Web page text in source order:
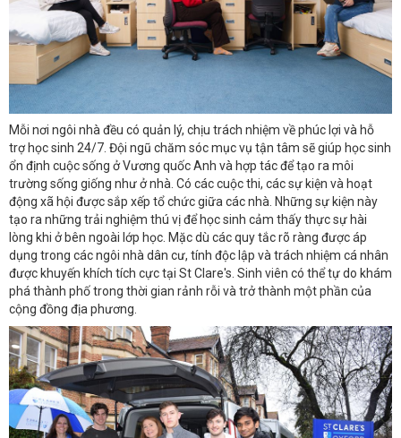
Mỗi nơi ngôi nhà đều có quản lý, chịu trách nhiệm về phúc lợi và hỗ
trợ học sinh 24/7. Đội ngũ chăm sóc mục vụ tận tâm sẽ giúp học sinh
ổn định cuộc sống ở Vương quốc Anh và hợp tác để tạo ra môi
trường sống giống như ở nhà. Có các cuộc thi, các sự kiện và hoạt
động xã hội được sắp xếp tổ chức giữa các nhà. Những sự kiện này
tạo ra những trải nghiệm thú vị để học sinh cảm thấy thực sự hài
lòng khi ở bên ngoài lớp học. Mặc dù các quy tắc rõ ràng được áp
dụng trong các ngôi nhà dân cư, tính độc lập và trách nhiệm cá nhân
được khuyến khích tích cực tại St Clare's. Sinh viên có thể tự do khám
phá thành phố trong thời gian rảnh rỗi và trở thành một phần của
cộng đồng địa phương.